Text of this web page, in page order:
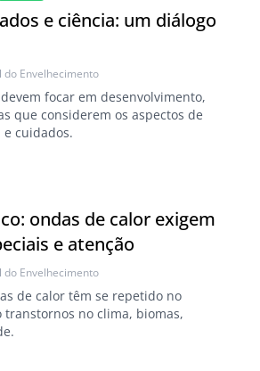
e ciência: um diálogo
do Envelhecimento
focar em desenvolvimento,
que considerem os aspectos de
e cuidados.
ondas de calor exigem
e atenção
do Envelhecimento
de calor têm se repetido no
transtornos no clima, biomas,